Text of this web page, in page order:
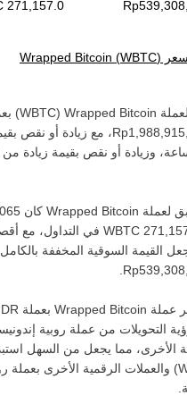
سعر Wrapped Bitcoin (WBTC)
Wrapped Bitcoin
(‏
WBTC
)
، مع زيادة أو نقص
زيادة من ‏
لعملة Wrapped Bitcoin كان ‏
في التداول، مع
القيمة السوقية المخففة بالكامل
عملة Wrapped Bitcoin بعملة ‏
التحويلات من عملة روبية
الأخرى، مما يجعل من السهل
) والعملات الرقمية الأخرى بعملة ‏